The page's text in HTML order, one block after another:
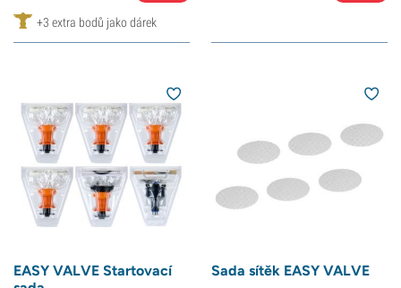
+3 extra bodů jako dárek
EASY VALVE Startovací
Sada sítěk EASY VALVE